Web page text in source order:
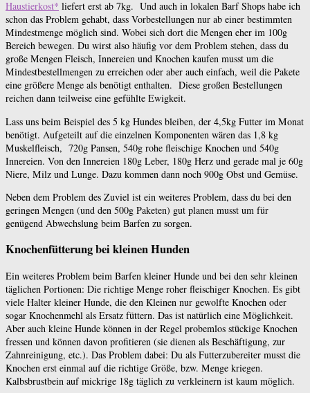
Haustierkost* liefert erst ab 7kg. Und auch in lokalen Barf Shops habe ich
schon das Problem gehabt, dass Vorbestellungen nur ab einer bestimmten
Mindestmenge möglich sind. Wobei sich dort die Mengen eher im 100g
Bereich bewegen. Du wirst also häufig vor dem Problem stehen, dass du
große Mengen Fleisch, Innereien und Knochen kaufen musst um die
Mindestbestellmengen zu erreichen oder aber auch einfach, weil die Pakete
eine größere Menge als benötigt enthalten. Diese großen Bestellungen
reichen dann teilweise eine gefühlte Ewigkeit.
Lass uns beim Beispiel des 5 kg Hundes bleiben, der 4,5kg Futter im Monat
benötigt. Aufgeteilt auf die einzelnen Komponenten wären das 1,8 kg
Muskelfleisch, 720g Pansen, 540g rohe fleischige Knochen und 540g
Innereien. Von den Innereien 180g Leber, 180g Herz und gerade mal je 60g
Niere, Milz und Lunge. Dazu kommen dann noch 900g Obst und Gemüse.
Neben dem Problem des Zuviel ist ein weiteres Problem, dass du bei den
geringen Mengen (und den 500g Paketen) gut planen musst um für
genügend Abwechslung beim Barfen zu sorgen.
Knochenfütterung bei kleinen Hunden
Ein weiteres Problem beim Barfen kleiner Hunde und bei den sehr kleinen
täglichen Portionen: Die richtige Menge roher fleischiger Knochen. Es gibt
viele Halter kleiner Hunde, die den Kleinen nur gewolfte Knochen oder
sogar Knochenmehl als Ersatz füttern. Das ist natürlich eine Möglichkeit.
Aber auch kleine Hunde können in der Regel probemlos stückige Knochen
fressen und können davon profitieren (sie dienen als Beschäftigung, zur
Zahnreinigung, etc.). Das Problem dabei: Du als Futterzubereiter musst die
Knochen erst einmal auf die richtige Größe, bzw. Menge kriegen.
Kalbsbrustbein auf mickrige 18g täglich zu verkleinern ist kaum möglich.